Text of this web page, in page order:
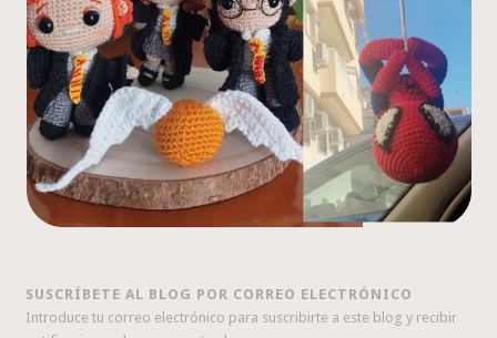
SUSCRÍBETE AL BLOG POR CORREO ELECTRÓNICO
Introduce tu correo electrónico para suscribirte a este blog y recibir